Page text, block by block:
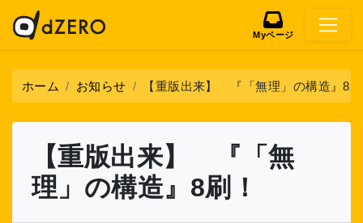
Myページ
ホーム お知らせ 【重版出来】 『「無理」の構造』8
【重版出来】 『「無
理」の構造』8刷！